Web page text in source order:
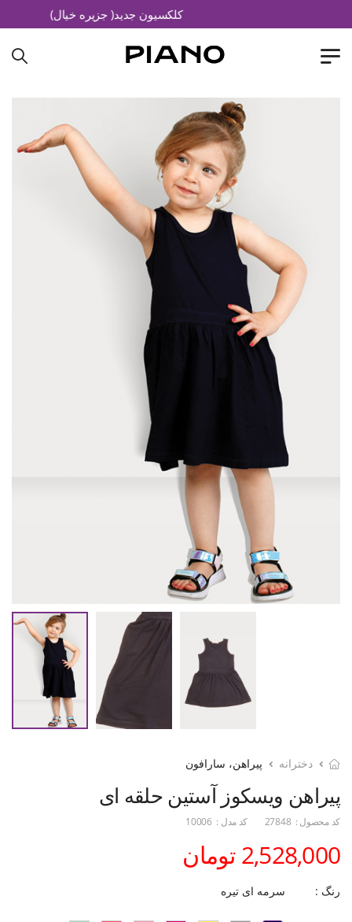
کلکسیون جدید( جزیره خیال)
دخترانه پیراهن، سارافون
پیراهن ‏ویسکوز آستین‏ حلقه‏ ای
کد محصول : 27848 کد مدل : 10006
2,528,000 تومان
رنگ : سرمه ای تیره